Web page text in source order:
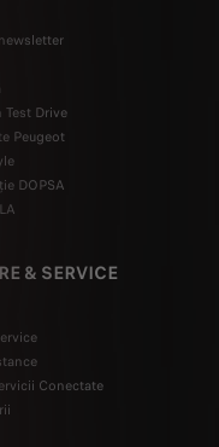
Test Drive
Peugeot
DOPSA
& SERVICE
Conectate